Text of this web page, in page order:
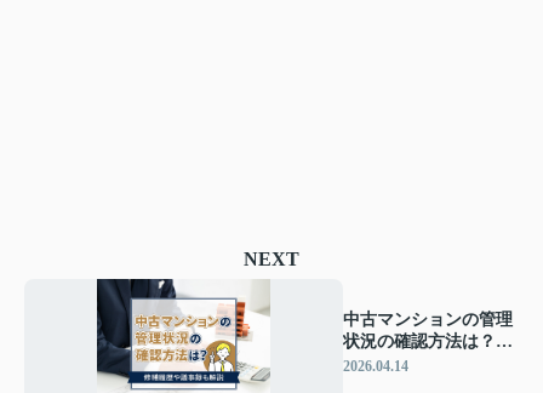
NEXT
中古マンションの管理
状況の確認方法は？修
繕履歴や議事録も解説
2026.04.14